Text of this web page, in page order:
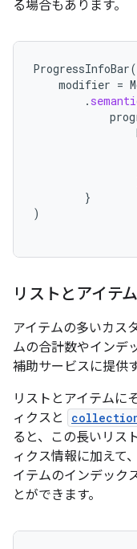
る場合もあります。
ProgressInfoBar(
modifier =
.
}
)
リストとアイテ
アイテムの多いカス
ムの合計数やインデ
補助サービスに提供
リストとアイテムに
ィクスと
ると、この長いリス
ィクス情報に加えて
イテムのインデック
とができます。